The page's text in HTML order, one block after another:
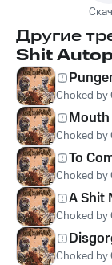
Другие
Shit
Choked by
Choked by
To
Choked by
A Shit
Choked by
Choked by